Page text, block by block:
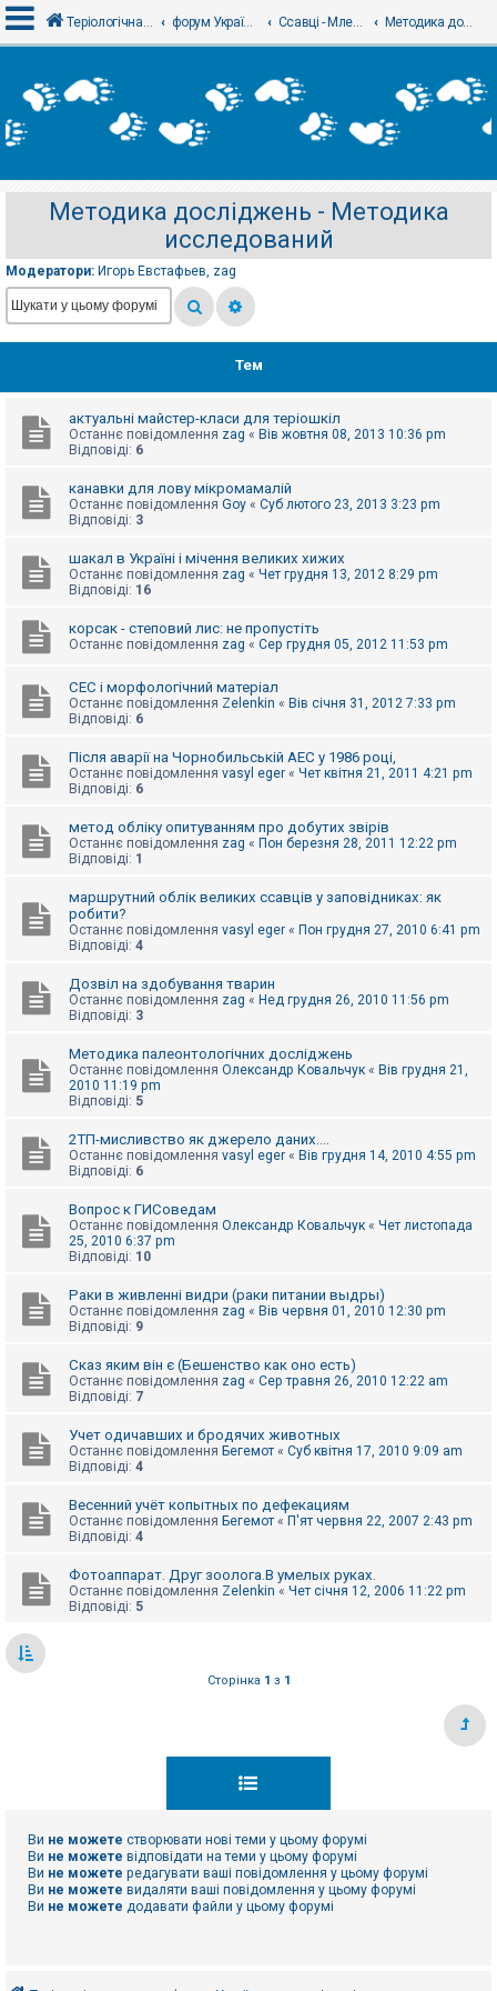
х
і
с
р
а
ц
і
Т
м
б
д
о
е
в
е
ш
Теріологічна школа форум Українського теріологічного товариства Ссавці - Млекопитающие Методика досліджень - Методика исследований
Методика досліджень - Методика
исследований
Модератори: Игорь Евстафьев, zag
Тем
актуальні майстер-класи для теріошкіл
Останнє повідомлення zag « Вів жовтня 08, 2013 10:36 pm
Відповіді: 6
канавки для лову мікромамалій
Останнє повідомлення Goy « Суб лютого 23, 2013 3:23 pm
Відповіді: 3
шакал в Україні і мічення великих хижих
Останнє повідомлення zag « Чет грудня 13, 2012 8:29 pm
Відповіді: 16
корсак - степовий лис: не пропустіть
Останнє повідомлення zag « Сер грудня 05, 2012 11:53 pm
СЕС і морфологічний матеріал
Останнє повідомлення Zelenkin « Вів січня 31, 2012 7:33 pm
Відповіді: 6
Після аварії на Чорнобильській АЕС у 1986 році,
Останнє повідомлення vasyl eger « Чет квітня 21, 2011 4:21 pm
Відповіді: 6
метод обліку опитуванням про добутих звірів
Останнє повідомлення zag « Пон березня 28, 2011 12:22 pm
Відповіді: 1
маршрутний облік великих ссавців у заповідниках: як
робити?
Останнє повідомлення vasyl eger « Пон грудня 27, 2010 6:41 pm
Відповіді: 4
Дозвіл на здобування тварин
Останнє повідомлення zag « Нед грудня 26, 2010 11:56 pm
Відповіді: 3
Методика палеонтологічних досліджень
Останнє повідомлення Олександр Ковальчук « Вів грудня 21,
2010 11:19 pm
Відповіді: 5
2ТП-мисливство як джерело даних....
Останнє повідомлення vasyl eger « Вів грудня 14, 2010 4:55 pm
Відповіді: 6
Вопрос к ГИСоведам
Останнє повідомлення Олександр Ковальчук « Чет листопада
25, 2010 6:37 pm
Відповіді: 10
Раки в живленні видри (раки питании выдры)
Останнє повідомлення zag « Вів червня 01, 2010 12:30 pm
Відповіді: 9
Сказ яким він є (Бешенство как оно есть)
Останнє повідомлення zag « Сер травня 26, 2010 12:22 am
Відповіді: 7
Учет одичавших и бродячих животных
Останнє повідомлення Бегемот « Суб квітня 17, 2010 9:09 am
Відповіді: 4
Весенний учёт копытных по дефекациям
Останнє повідомлення Бегемот « П'ят червня 22, 2007 2:43 pm
Відповіді: 4
Фотоаппарат. Друг зоолога.В умелых руках.
Останнє повідомлення Zelenkin « Чет січня 12, 2006 11:22 pm
Відповіді: 5
Сторінка 1 з 1
Ви не можете створювати нові теми у цьому форумі
Ви не можете відповідати на теми у цьому форумі
Ви не можете редагувати ваші повідомлення у цьому форумі
Ви не можете видаляти ваші повідомлення у цьому форумі
Ви не можете додавати файли у цьому форумі